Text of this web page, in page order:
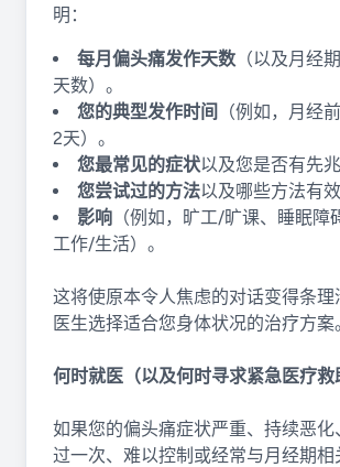
明：
每月偏头痛发作天数 （以及月经
天数）。
您的典型发作时间
（例如，月经
2天）。
您最常见的症状以及您是否有先兆
您尝试过的方法以及哪些方法有效
影响 （例如，旷工/旷课、睡眠障
工作/生活）。
这将使原本令人焦虑的对话变得条理
医生选择适合您身体状况的治疗方案
何时就医（以及何时寻求紧急医疗救
如果您的偏头痛症状严重、持续恶化
过一次、难以控制或经常与月经期相